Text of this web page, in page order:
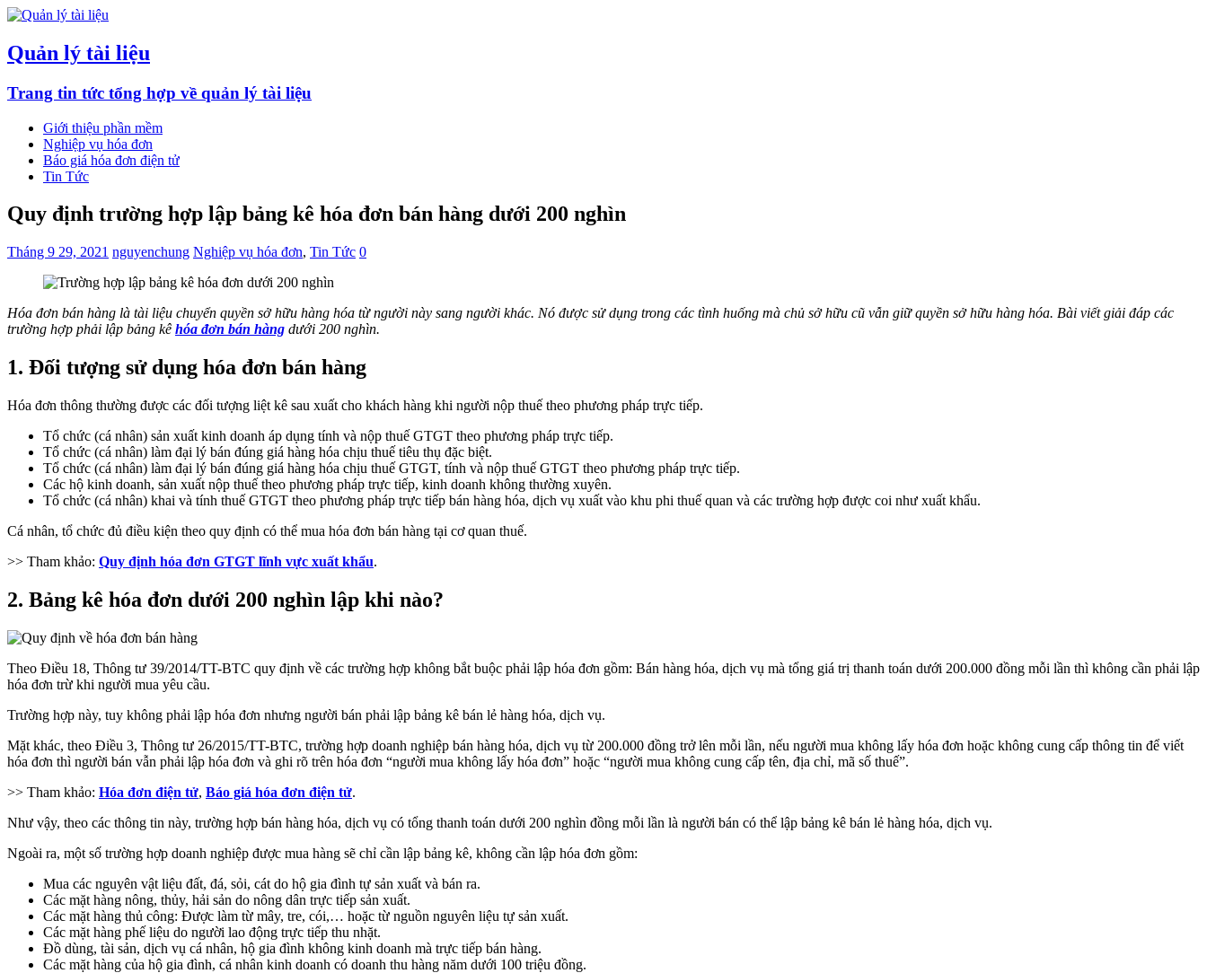
Quản lý tài liệu
Trang tin tức tổng hợp về quản lý tài liệu
Giới thiệu phần mềm
Nghiệp vụ hóa đơn
Báo giá hóa đơn điện tử
Tin Tức
Quy định trường hợp lập bảng kê hóa đơn bán hàng dưới 200 nghìn
Tháng 9 29, 2021 nguyenchung Nghiệp vụ hóa đơn, Tin Tức 0
Hóa đơn bán hàng là tài liệu chuyển quyền sở hữu hàng hóa từ người này sang người khác. Nó được sử dụng trong các tình huống mà chủ sở hữu cũ vẫn giữ quyền sở hữu hàng hóa. Bài viết giải đáp các
trường hợp phải lập bảng kê hóa đơn bán hàng dưới 200 nghìn.
1. Đối tượng sử dụng hóa đơn bán hàng
Hóa đơn thông thường được các đối tượng liệt kê sau xuất cho khách hàng khi người nộp thuế theo phương pháp trực tiếp.
Tổ chức (cá nhân) sản xuất kinh doanh áp dụng tính và nộp thuế GTGT theo phương pháp trực tiếp.
Tổ chức (cá nhân) làm đại lý bán đúng giá hàng hóa chịu thuế tiêu thụ đặc biệt.
Tổ chức (cá nhân) làm đại lý bán đúng giá hàng hóa chịu thuế GTGT, tính và nộp thuế GTGT theo phương pháp trực tiếp.
Các hộ kinh doanh, sản xuất nộp thuế theo phương pháp trực tiếp, kinh doanh không thường xuyên.
Tổ chức (cá nhân) khai và tính thuế GTGT theo phương pháp trực tiếp bán hàng hóa, dịch vụ xuất vào khu phi thuế quan và các trường hợp được coi như xuất khẩu.
Cá nhân, tổ chức đủ điều kiện theo quy định có thể mua hóa đơn bán hàng tại cơ quan thuế.
>> Tham khảo: Quy định hóa đơn GTGT lĩnh vực xuất khẩu.
2. Bảng kê hóa đơn dưới 200 nghìn lập khi nào?
Theo Điều 18, Thông tư 39/2014/TT-BTC quy định về các trường hợp không bắt buộc phải lập hóa đơn gồm: Bán hàng hóa, dịch vụ mà tổng giá trị thanh toán dưới 200.000 đồng mỗi lần thì không cần phải lập
hóa đơn trừ khi người mua yêu cầu.
Trường hợp này, tuy không phải lập hóa đơn nhưng người bán phải lập bảng kê bán lẻ hàng hóa, dịch vụ.
Mặt khác, theo Điều 3, Thông tư 26/2015/TT-BTC, trường hợp doanh nghiệp bán hàng hóa, dịch vụ từ 200.000 đồng trở lên mỗi lần, nếu người mua không lấy hóa đơn hoặc không cung cấp thông tin để viết
hóa đơn thì người bán vẫn phải lập hóa đơn và ghi rõ trên hóa đơn “người mua không lấy hóa đơn” hoặc “người mua không cung cấp tên, địa chỉ, mã số thuế”.
>> Tham khảo: Hóa đơn điện tử, Báo giá hóa đơn điện tử.
Như vậy, theo các thông tin này, trường hợp bán hàng hóa, dịch vụ có tổng thanh toán dưới 200 nghìn đồng mỗi lần là người bán có thể lập bảng kê bán lẻ hàng hóa, dịch vụ.
Ngoài ra, một số trường hợp doanh nghiệp được mua hàng sẽ chỉ cần lập bảng kê, không cần lập hóa đơn gồm:
Mua các nguyên vật liệu đất, đá, sỏi, cát do hộ gia đình tự sản xuất và bán ra.
Các mặt hàng nông, thủy, hải sản do nông dân trực tiếp sản xuất.
Các mặt hàng thủ công: Được làm từ mây, tre, cói,… hoặc từ nguồn nguyên liệu tự sản xuất.
Các mặt hàng phế liệu do người lao động trực tiếp thu nhặt.
Đồ dùng, tài sản, dịch vụ cá nhân, hộ gia đình không kinh doanh mà trực tiếp bán hàng.
Các mặt hàng của hộ gia đình, cá nhân kinh doanh có doanh thu hàng năm dưới 100 triệu đồng.